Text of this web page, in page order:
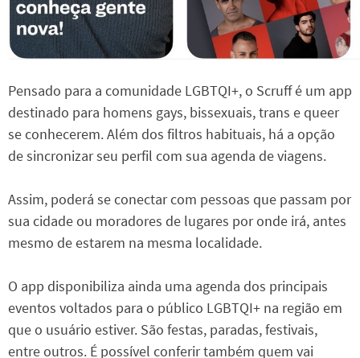
Pensado para a comunidade LGBTQI+, o Scruff é um app
destinado para homens gays, bissexuais, trans e queer
se conhecerem. Além dos filtros habituais, há a opção
de sincronizar seu perfil com sua agenda de viagens.
Assim, poderá se conectar com pessoas que passam por
sua cidade ou moradores de lugares por onde irá, antes
mesmo de estarem na mesma localidade.
O app disponibiliza ainda uma agenda dos principais
eventos voltados para o público LGBTQI+ na região em
que o usuário estiver. São festas, paradas, festivais,
entre outros. É possível conferir também quem vai